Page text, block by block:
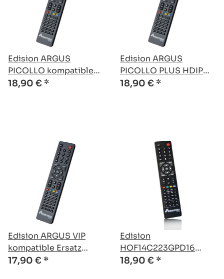
Edision ARGUS
PICOLLO kompatible
Ersatz Fernbedienung
18,90 € *
Edision ARGUS
PICOLLO PLUS HDIP
kompatible Ersatz
18,90 € *
Edision ARGUS VIP
kompatible Ersatz
Fernbedienung
17,90 € *
Edision
HOF14C223GPD16
kompatible Ersatz
18,90 € *